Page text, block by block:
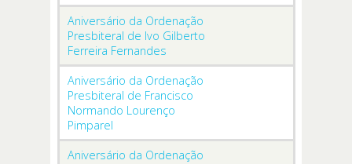
Aniversário da Ordenação
Presbiteral de Ivo Gilberto
Ferreira Fernandes
Aniversário da Ordenação
Presbiteral de Francisco
Normando Lourenço
Pimparel
Aniversário da Ordenação